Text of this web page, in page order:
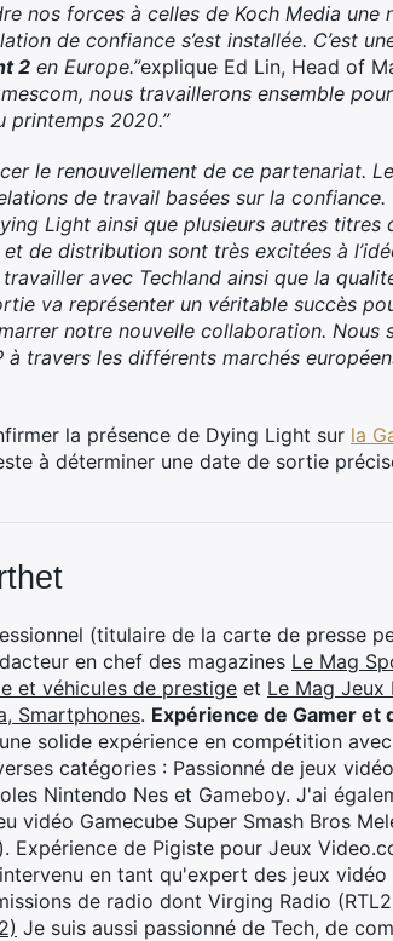
nos forces à celles de Koch Media
de confiance s’est installée. C’est
2 en Europe.”explique Ed Lin, Head of
nous travaillerons ensemble
printemps 2020.”
le renouvellement de ce partenariat.
de travail basées sur la
Light ainsi que plusieurs autres
et de distribution sont très excitées à
avec Techland ainsi que la
va représenter un véritable succès
notre nouvelle collaboration.
travers les différents marchés
la présence de Dying Light sur la
à déterminer une date de sortie
(titulaire de la carte de presse
en chef des magazines Le Mag
et véhicules de prestige et Le Mag Jeux
Smartphones. Expérience de Gamer et
solide expérience en compétition
catégories : Passionné de jeux
Nintendo Nes et Gameboy. J'ai
vidéo Gamecube Super Smash Bros
Expérience de Pigiste pour Jeux
en tant qu'expert des jeux
de radio dont Virging Radio
Je suis aussi passionné de Tech, de